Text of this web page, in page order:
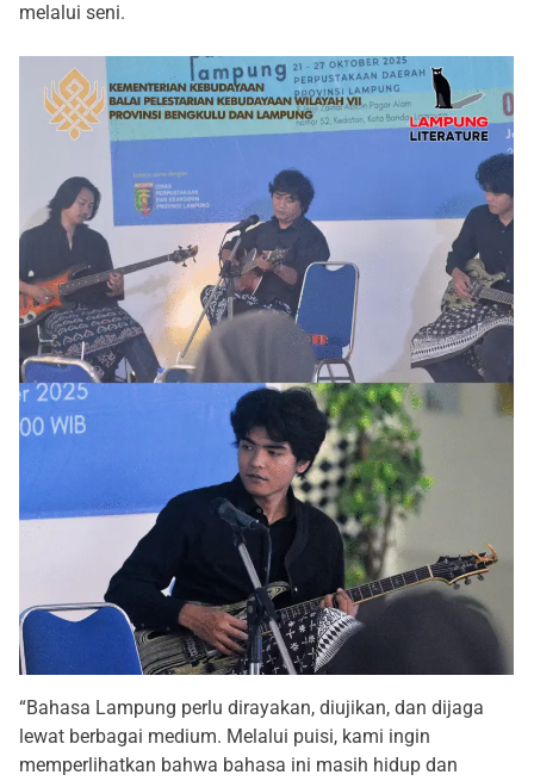
melalui seni.
“Bahasa Lampung perlu dirayakan, diujikan, dan dijaga
lewat berbagai medium. Melalui puisi, kami ingin
memperlihatkan bahwa bahasa ini masih hidup dan